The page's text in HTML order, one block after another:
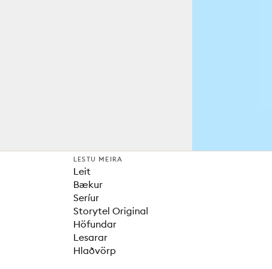
LESTU MEIRA
Leit
Bækur
Seríur
Storytel Original
Höfundar
Lesarar
Hlaðvörp